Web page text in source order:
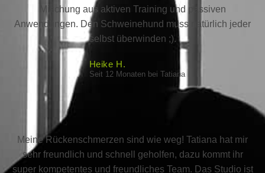
Mischung aus aktiven Training und passiven
Anwendungen. Den Schweinehund muss natürlich jeder
selbst überwinden ;).
Heike H.
Seit 12 Monaten bei Tatiana
Meine Rückenschmerzen sind wie weg! Tatiana hat mir
sehr freundlich und schnell geholfen, dazu kommt ihr
super kompetentes und freundliches Team. Das Studio ist